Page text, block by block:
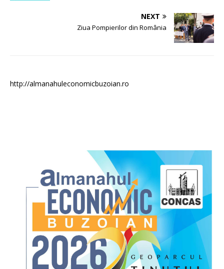
NEXT
Ziua Pompierilor din România
http://almanahuleconomicbuzoian.ro